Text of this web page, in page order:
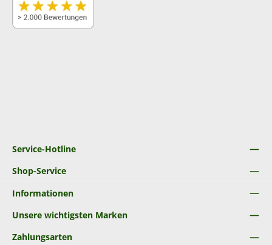
Service-Hotline
Shop-Service
Informationen
Unsere wichtigsten Marken
Zahlungsarten